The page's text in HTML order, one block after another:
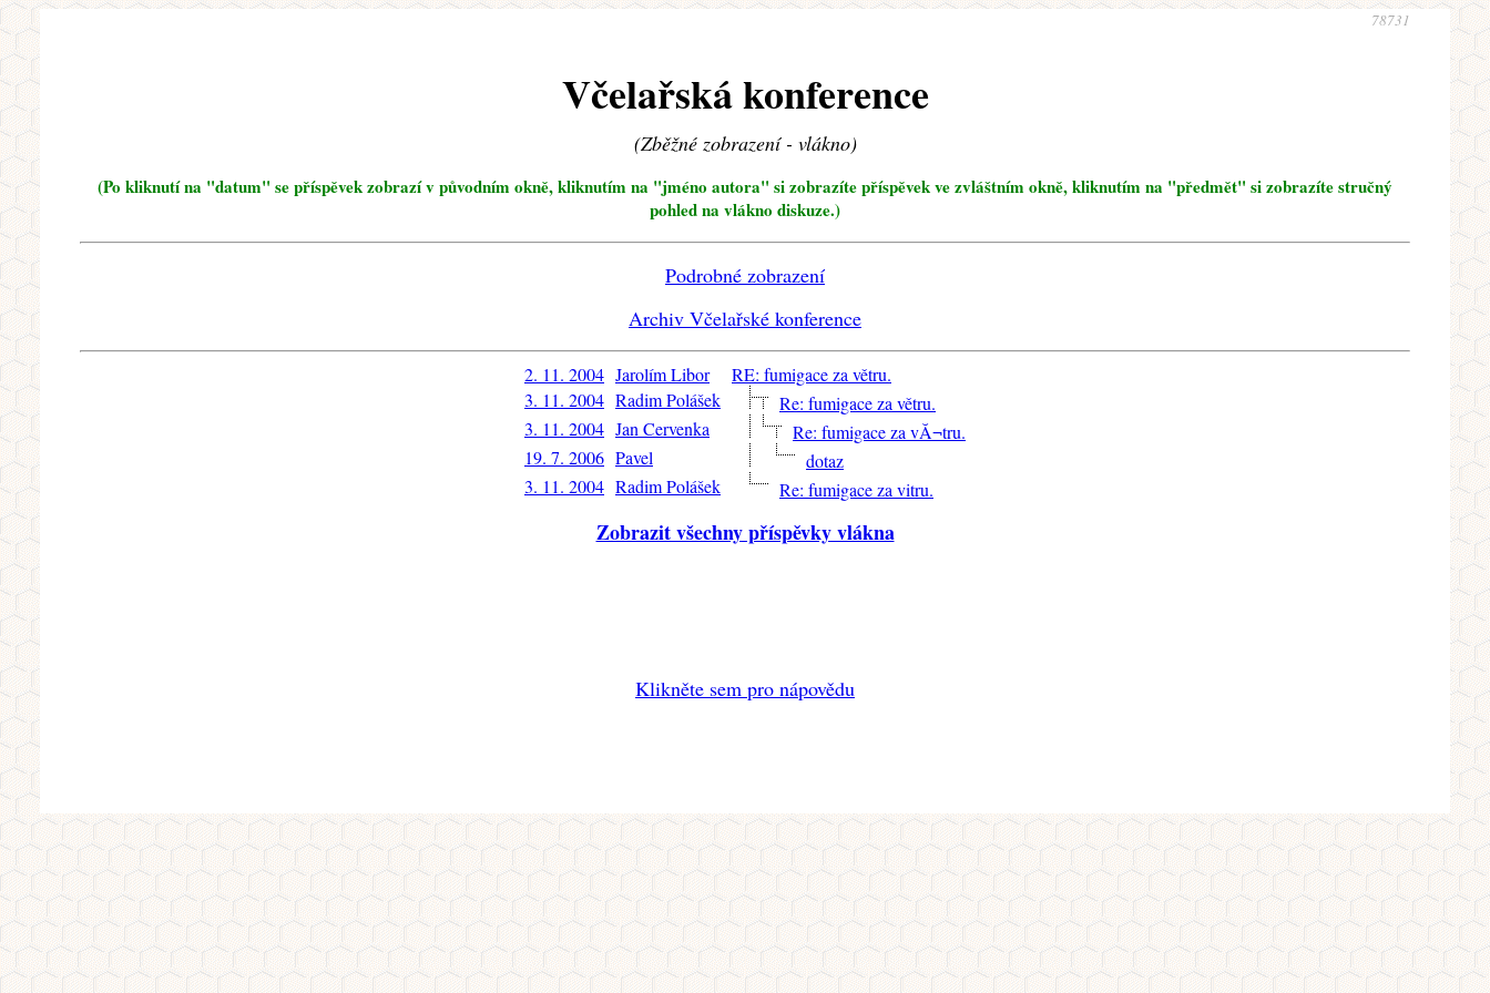
78731
Včelařská konference
(Zběžné zobrazení - vlákno)
(Po kliknutí na "datum" se příspěvek zobrazí v původním okně, kliknutím na "jméno autora" si zobrazíte příspěvek ve zvláštním okně, kliknutím na "předmět" si zobrazíte stručný
pohled na vlákno diskuze.)
Podrobné zobrazení
Archiv Včelařské konference
2. 11. 2004 Jarolím Libor
RE: fumigace za větru.
3. 11. 2004 Radim Polášek
Re: fumigace za větru.
3. 11. 2004 Jan Cervenka
Re: fumigace za vĂ¬tru.
19. 7. 2006 Pavel
dotaz
3. 11. 2004 Radim Polášek Re: fumigace za vitru.
Zobrazit všechny příspěvky vlákna
Klikněte sem pro nápovědu